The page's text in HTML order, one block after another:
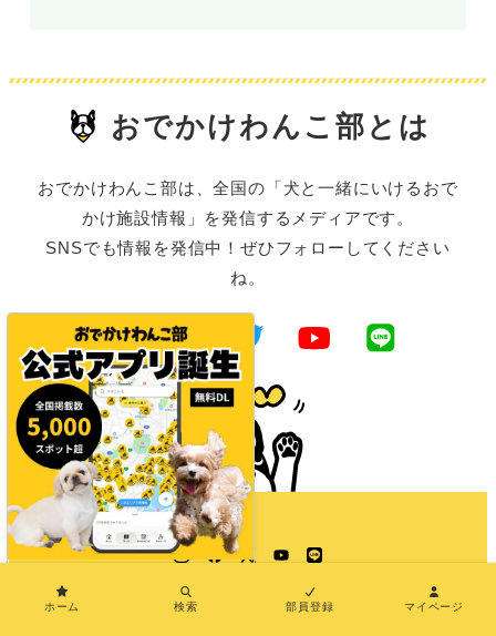
おでかけわんこ部とは
おでかけわんこ部は、全国の「犬と一緒にいけるおで
かけ施設情報」を発信するメディアです。
SNSでも情報を発信中！ぜひフォローしてください
ね。
Instagram
Facebook
TwitterYouTube
LINE
ホーム 検索 部員登録 マイページ